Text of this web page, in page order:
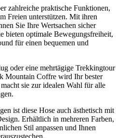
zahlreiche praktische Funktionen,
Freien unterstützen. Mit ihren
Sie Ihre Wertsachen sicher
bieten optimale Bewegungsfreiheit,
für einen bequemen und
oder eine mehrtägige Trekkingtour
Mountain Coffre wird Ihr bester
sie zur idealen Wahl für alle
ist diese Hose auch ästhetisch mit
Erhältlich in mehreren Farben,
Stil anpassen und Ihnen